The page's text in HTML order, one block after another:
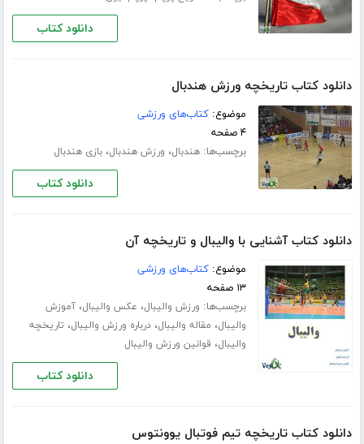
دانلود کتاب
دانلود کتاب تاریخچه ورزش هندبال
موضوع:کتاب‌های ورزشی
۴ صفحه
برچسب‌ها:هندبال، ورزش هندبال،بازی هندبال
دانلود کتاب
دانلود کتاب آشنایی با والیبال و تاریخچه آن
موضوع:کتاب‌های ورزشی
۱۳ صفحه
برچسب‌ها: ورزش والیبال، عکس والیبال،آموزش
والیبال، مقاله والیبال،درباره ورزش والیبال، تاریخچه
والیبال، قوانین ورزش والیبال
دانلود کتاب
دانلود کتاب تاریخچه تیم فوتبال یوونتوس